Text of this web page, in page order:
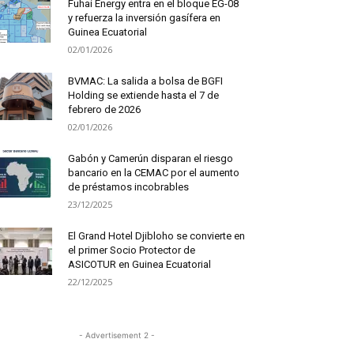
Fuhai Energy entra en el bloque EG-08
y refuerza la inversión gasífera en
Guinea Ecuatorial
02/01/2026
BVMAC: La salida a bolsa de BGFI
Holding se extiende hasta el 7 de
febrero de 2026
02/01/2026
Gabón y Camerún disparan el riesgo
bancario en la CEMAC por el aumento
de préstamos incobrables
23/12/2025
El Grand Hotel Djibloho se convierte en
el primer Socio Protector de
ASICOTUR en Guinea Ecuatorial
22/12/2025
- Advertisement 2 -